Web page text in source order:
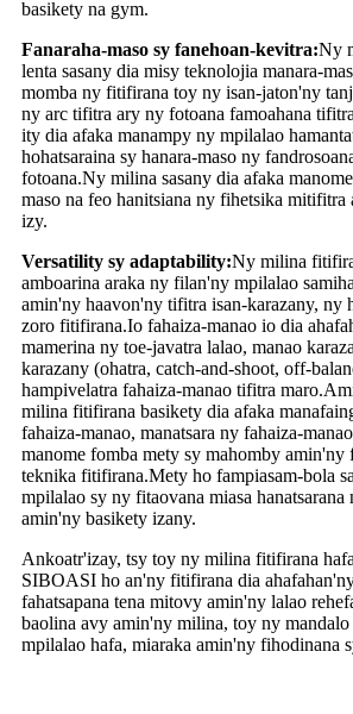
basikety na gym.
Fanaraha-maso sy fanehoan-kevitra:Ny
lenta sasany dia misy teknolojia manara-
momba ny fitifirana toy ny isan-jaton'ny
ny arc tifitra ary ny fotoana famoahana
ity dia afaka manampy ny mpilalao
hohatsaraina sy hanara-maso ny
fotoana.Ny milina sasany dia afaka
maso na feo hanitsiana ny fihetsika mitifitra
izy.
Versatility sy adaptability:Ny milina
amboarina araka ny filan'ny mpilalao
amin'ny haavon'ny tifitra isan-karazany, ny
zoro fitifirana.Io fahaiza-manao io dia
mamerina ny toe-javatra lalao, manao
karazany (ohatra, catch-and-shoot, off-
hampivelatra fahaiza-manao tifitra
milina fitifirana basikety dia afaka
fahaiza-manao, manatsara ny fahaiza-
manome fomba mety sy mahomby amin'ny
teknika fitifirana.Mety ho fampiasam-bola
mpilalao sy ny fitaovana miasa
amin'ny basikety izany.
Ankoatr'izay, tsy toy ny milina fitifirana
SIBOASI ho an'ny fitifirana dia
fahatsapana tena mitovy amin'ny lalao
baolina avy amin'ny milina, toy ny
mpilalao hafa, miaraka amin'ny fihodinana